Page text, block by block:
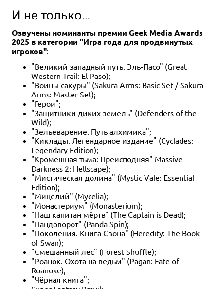
И не только…
Озвучены номинанты премии Geek Media Awards
2025 в категории "Игра года для продвинутых
игроков":
"Великий западный путь. Эль-Пасо" (Great
Western Trail: El Paso);
"Воины сакуры" (Sakura Arms: Basic Set / Sakura
Arms: Master Set);
"Герои";
"Защитники диких земель" (Defenders of the
Wild);
"Зельеварение. Путь алхимика";
"Киклады. Легендарное издание" (Cyclades:
Legendary Edition);
"Кромешная тьма: Преисподняя" Massive
Darkness 2: Hellscape);
"Мистическая долина" (Mystic Vale: Essential
Edition);
"Мицелий" (Mycelia);
"Монастериум" (Monasterium);
"Наш капитан мёртв" (The Captain is Dead);
"Пандоворот" (Panda Spin);
"Поколения. Книга Свона" (Heredity: The Book
of Swan);
"Смешанный лес" (Forest Shuffle);
"Роанок. Охота на ведьм" (Pagan: Fate of
Roanoke);
"Чёрная книга";